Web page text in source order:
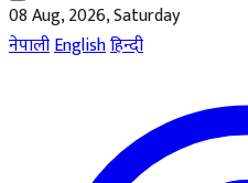
08 Aug, 2026, Saturday
नेपालीEnglishहिन्दी